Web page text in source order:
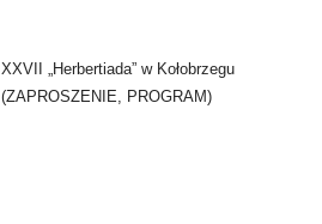
XXVII „Herbertiada” w Kołobrzegu
(ZAPROSZENIE, PROGRAM)